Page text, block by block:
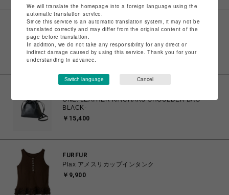
印
ONE. SHOPPING LEATHER HAND BAG -BLACK-
￥15,400
ONE. LEATHER KINCHAKU SHOULDER BAG -
BLACK-
￥15,400
FURFUR
Plax アメスリカップインタンク
￥9,900
We will translate the homepage into a foreign language using the
automatic translation service.
Since this service is an automatic translation system, it may not be
translated correctly and may differ from the original content of the
page before translation.
In addition, we do not take any responsibility for any direct or
indirect damage caused by using this service. Thank you for your
understanding in advance.
Switch language Cancel